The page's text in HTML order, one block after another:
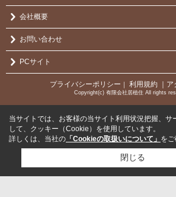
会社概要
お問い合わせ
PCサイト
プライバシーポリシー 利用規約 ｜
Copyright(c) 有限会社居植住 All rights
当サイトでは、お客様の当サイト利用状況把握、サ
して、クッキー（Cookie）を使用しています。
詳しくは、当社の 「Cookieの取扱いについて」 をご
閉じる